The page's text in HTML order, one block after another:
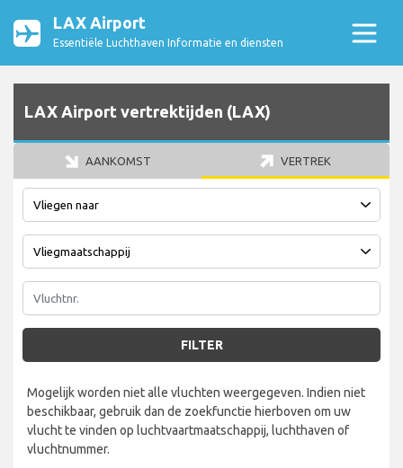
LAX Airport
Essentiële Luchthaven Informatie en diensten
LAX Airport vertrektijden (LAX)
AANKOMST VERTREK
FILTER
Mogelijk worden niet alle vluchten weergegeven. Indien niet
beschikbaar, gebruik dan de zoekfunctie hierboven om uw
vlucht te vinden op luchtvaartmaatschappij, luchthaven of
vluchtnummer.